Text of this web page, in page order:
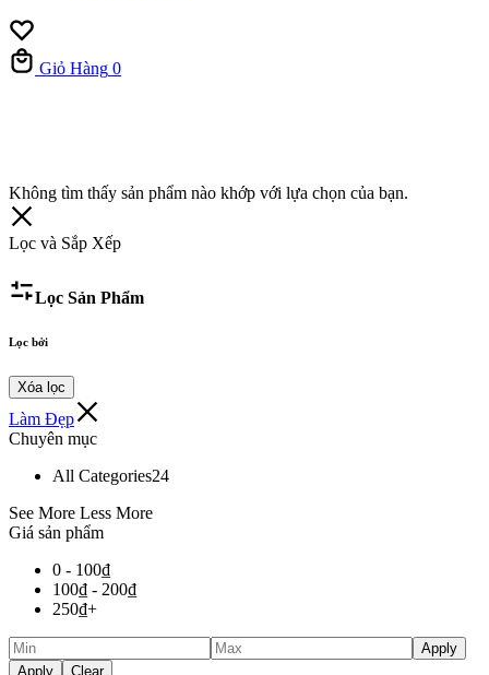
Giỏ Hàng 0
Không tìm thấy sản phẩm nào khớp với lựa chọn của bạn.
Lọc và Sắp Xếp
Lọc Sản Phẩm
Lọc bởi
Xóa lọc
Làm Đẹp
Chuyên mục
All Categories24
See More Less More
Giá sản phẩm
0 - 100₫
100₫ - 200₫
250₫+
Apply
Apply
Clear